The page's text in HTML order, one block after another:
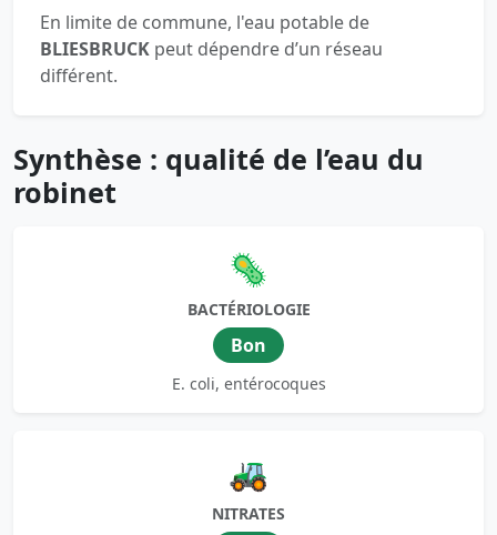
En limite de commune, l'eau potable de
BLIESBRUCK peut dépendre d’un réseau
différent.
Synthèse : qualité de l’eau du
robinet
🦠
BACTÉRIOLOGIE
Bon
E. coli, entérocoques
🚜
NITRATES